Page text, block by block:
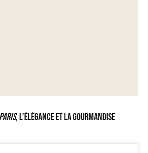
, l’élégance et la gourmandise